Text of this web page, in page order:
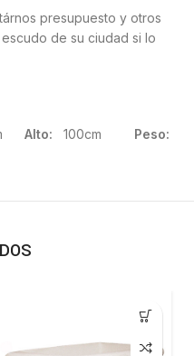
presupuesto y otros
de su ciudad si lo
Alto: 100cm Peso: